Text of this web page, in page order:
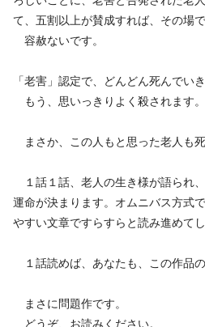
て、五割以上が賛成すれば、その場
容赦ないです。
「老害」認定で、どんどん死んでいき
もう、思いっきりよく殺されます。
まさか、この人もと思った老人も
１話１話、老人の生き様が語られ
運命が決まります。オムニバス方式
やすい文章ですらすらと読み進めてし
１話読めば、あなたも、この作品の
まさに問題作です。
どうぞ、お読みください。